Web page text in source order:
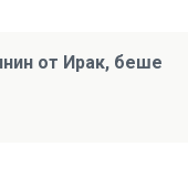
от Ирак, беше